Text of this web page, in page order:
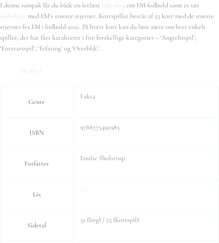
I denne sampak får du både en letlæst faktabog om EM-fodbold samt et sæt
spillekort med EM’s største stjerner. Kortspillet består af 55 kort med de største
stjerner fra EM i fodbold 2021. På hvert kort kan du læse mere om hver enkelt
spiller, der har fået karakterer i fire forskellige kategorier – ‘Angrebsspil’,
‘Forsvarsspil’, ‘Erfaring’ og ‘Overblik’.
Detaljer
Genre
Fakta
ISBN
9788775492985
Forfatter
Emilie Tholstrup
Lix
19
Sidetal
32 (bog) / 55 (kortspil)